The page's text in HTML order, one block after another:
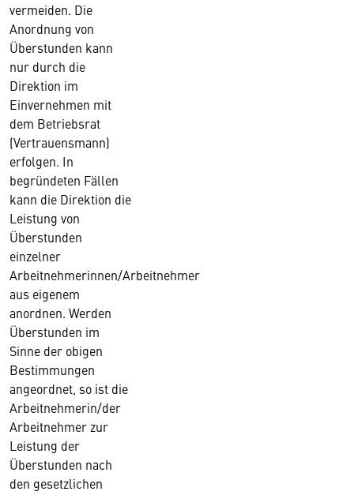
vermeiden. Die
Anordnung von
Überstunden kann
nur durch die
Direktion im
Einvernehmen mit
dem Betriebsrat
(Vertrauensmann)
erfolgen. In
begründeten Fällen
kann die Direktion die
Leistung von
Überstunden
einzelner
Arbeitnehmerinnen/Arbeitnehmer
aus eigenem
anordnen. Werden
Überstunden im
Sinne der obigen
Bestimmungen
angeordnet, so ist die
Arbeitnehmerin/der
Arbeitnehmer zur
Leistung der
Überstunden nach
den gesetzlichen